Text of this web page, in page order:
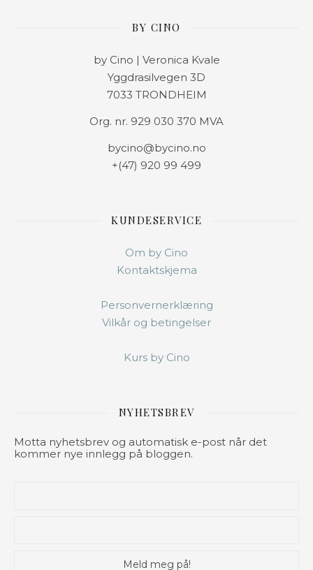
BY CINO
by Cino | Veronica Kvale
Yggdrasilvegen 3D
7033 TRONDHEIM
Org. nr. 929 030 370 MVA
bycino@bycino.no
+(47) 920 99 499
KUNDESERVICE
Om by Cino
Kontaktskjema
Personvernerklæring
Vilkår og betingelser
Kurs by Cino
NYHETSBREV
Motta nyhetsbrev og automatisk e-post når det
kommer nye innlegg på bloggen.